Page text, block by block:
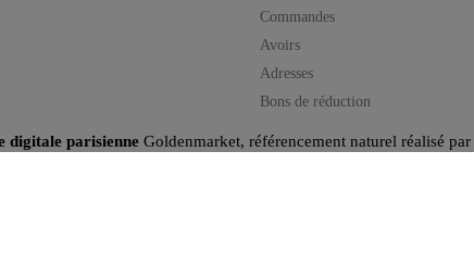
Commandes
Avoirs
Adresses
Bons de réduction
digitale parisienne Goldenmarket, référencement naturel réalisé par